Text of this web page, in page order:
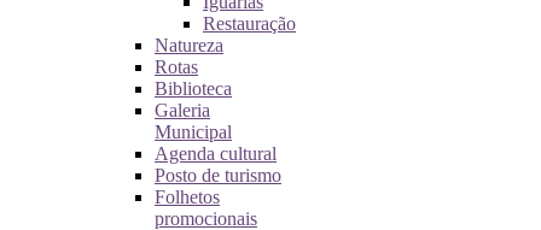
Restauração
Natureza
Rotas
Biblioteca
Galeria
Municipal
Agenda cultural
Posto de turismo
Folhetos
promocionais